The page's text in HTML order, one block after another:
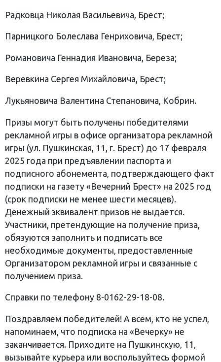
Радковца Николая Васильевича, Брест;
Парницкого Болеслава Генриховича, Брест;
Романовича Геннадия Ивановича, Береза;
Веревкина Сергея Михайловича, Брест;
Лукьяновича Валентина Степановича, Кобрин.
Призы могут быть получены победителями
рекламной игры в офисе организатора рекламной
игры (ул. Пушкинская, 11, г. Брест) до 17 февраля
2025 года при предъявлении паспорта и
подписного абонемента, подтверждающего факт
подписки на газету «Вечерний Брест» на 2025 год
(срок подписки не менее шести месяцев).
Денежный эквивалент призов не выдается.
Участники, претендующие на получение приза,
обязуются заполнить и подписать все
необходимые документы, предоставленные
Организатором рекламной игры и связанные с
получением приза.
Справки по телефону 8-0162-29-18-08.
Поздравляем победителей! А всем, кто не успел,
напоминаем, что подписка на «Вечерку» не
заканчивается. Приходите на Пушкинскую, 11,
вызывайте курьера или воспользуйтесь формой